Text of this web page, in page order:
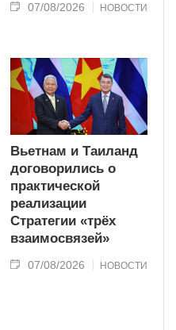
07/08/2026 НОВОСТИ
Вьетнам и Таиланд
договорились о
практической
реализации
Стратегии «трёх
взаимосвязей»
07/08/2026 НОВОСТИ